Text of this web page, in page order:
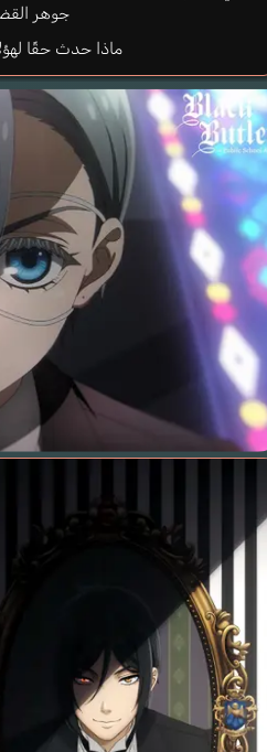
جوهر
ماذا حدث حقًا